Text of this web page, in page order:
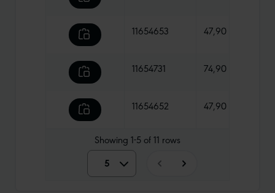
11654653 47,90 €
11654731 74,90 €
11654652 47,90 €
Showing 1-5of11 rows
5 5